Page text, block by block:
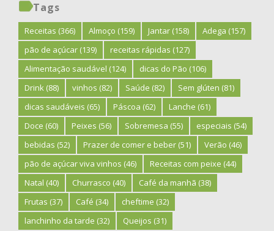
Tags
Receitas (366) Almoço (159) Jantar (158) Adega (157)
pão de açúcar (139) receitas rápidas (127)
Alimentação saudável (124) dicas do Pão (106)
Drink (88) vinhos (82) Saúde (82) Sem glúten (81)
dicas saudáveis (65) Páscoa (62) Lanche (61)
Doce (60) Peixes (56) Sobremesa (55) especiais (54)
bebidas (52) Prazer de comer e beber (51) Verão (46)
pão de açúcar viva vinhos (46) Receitas com peixe (44)
Natal (40) Churrasco (40) Café da manhã (38)
Frutas (37) Café (34) cheftime (32)
lanchinho da tarde (32) Queijos (31)